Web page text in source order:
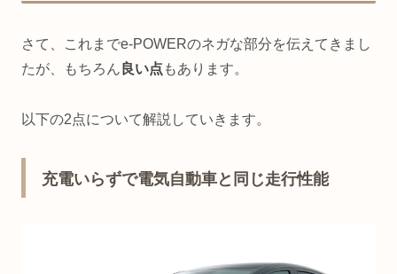
さて、これまでe-POWERのネガな部分を伝えてきまし
たが、もちろん 良い点 もあります。
以下の2点について解説していきます。
充電いらずで電気自動車と同じ走行性能